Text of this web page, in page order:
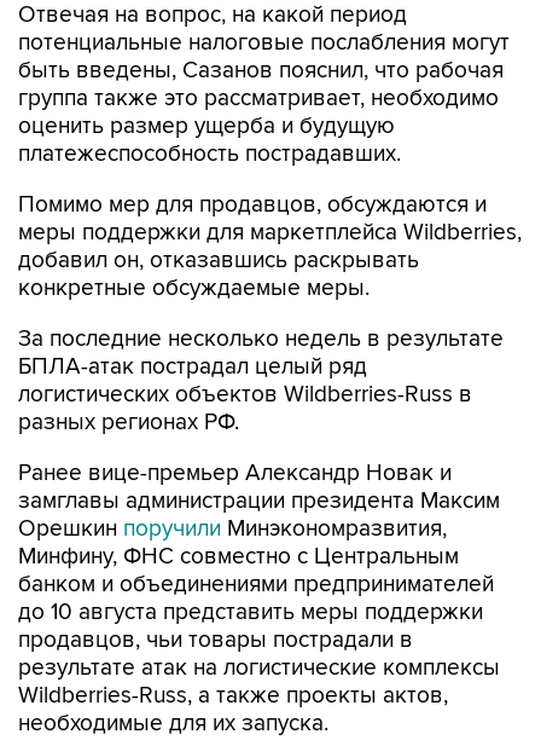
Отвечая на вопрос, на какой период
потенциальные налоговые послабления могут
быть введены, Сазанов пояснил, что рабочая
группа также это рассматривает, необходимо
оценить размер ущерба и будущую
платежеспособность пострадавших.
Помимо мер для продавцов, обсуждаются и
меры поддержки для маркетплейса Wildberries,
добавил он, отказавшись раскрывать
конкретные обсуждаемые меры.
За последние несколько недель в результате
БПЛА-атак пострадал целый ряд
логистических объектов Wildberries-Russ в
разных регионах РФ.
Ранее вице-премьер Александр Новак и
замглавы администрации президента Максим
Орешкин поручили Минэкономразвития,
Минфину, ФНС совместно с Центральным
банком и объединениями предпринимателей
до 10 августа представить меры поддержки
продавцов, чьи товары пострадали в
результате атак на логистические комплексы
Wildberries-Russ, а также проекты актов,
необходимые для их запуска.